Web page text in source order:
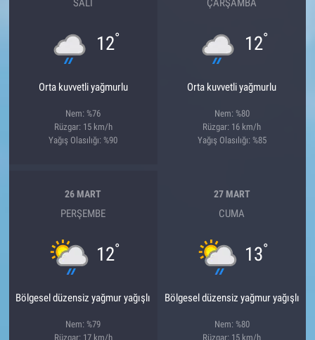
SALI
12°
Orta kuvvetli yağmurlu
Nem: %76
Rüzgar: 15 km/h
Yağış Olasılığı: %90
ÇARŞAMBA
12°
Orta kuvvetli yağmurlu
Nem: %80
Rüzgar: 16 km/h
Yağış Olasılığı: %85
26 MART
PERŞEMBE
12°
Bölgesel düzensiz yağmur yağışlı
Nem: %79
Rüzgar: 17 km/h
27 MART
CUMA
13°
Bölgesel düzensiz yağmur yağışlı
Nem: %80
Rüzgar: 15 km/h